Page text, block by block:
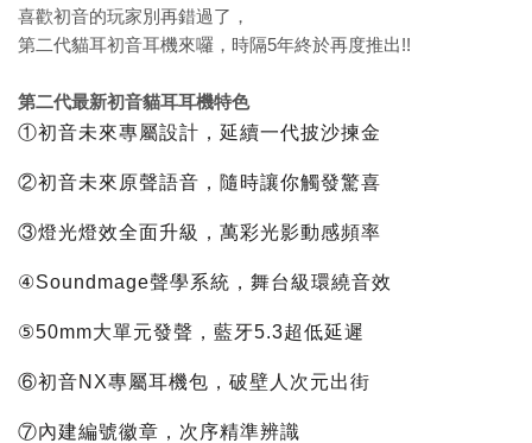
喜歡初音的玩家別再錯過了，
第二代貓耳初音耳機來囉，時隔5年終於再度推出!!
第二代最新初音貓耳耳機特色
①初音未來專屬設計，延續一代披沙揀金
②初音未來原聲語音，隨時讓你觸發驚喜
③燈光燈效全面升級，萬彩光影動感頻率
④Soundmage聲學系統，舞台級環繞音效
⑤50mm大單元發聲，藍牙5.3超低延遲
⑥初音NX專屬耳機包，破壁人次元出街
⑦內建編號徽章，次序精準辨識